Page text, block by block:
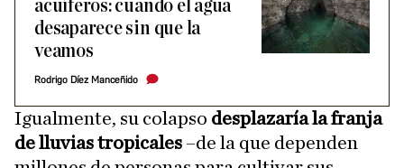
acuíferos: cuando el agua
desaparece sin que la
veamos
Rodrigo Díez Manceñido
Igualmente, su colapso desplazaría la franja
de lluvias tropicales –de la que dependen